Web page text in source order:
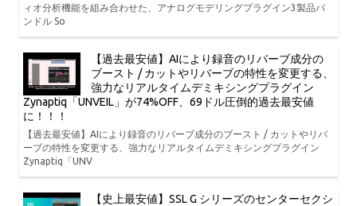
ィオ分析機能を組み合わせた、アナログモデリングプラグイン3製品バ
ンドル So
【過去最安値】AIにより録音のリバーブ成分の
ブースト / カットやリバーブの特性を変更する、
強力なリアルタイムデミキシングプラグイン
Zynaptiq「UNVEIL」が74%OFF、69ドル圧倒的過去最安値
に！！！
【過去最安値】AIにより録音のリバーブ成分のブースト / カットやリバ
ーブの特性を変更する、強力なリアルタイムデミキシングプラグイン
Zynaptiq「UNV
【史上最安値】SSL G シリーズのセンターセクシ